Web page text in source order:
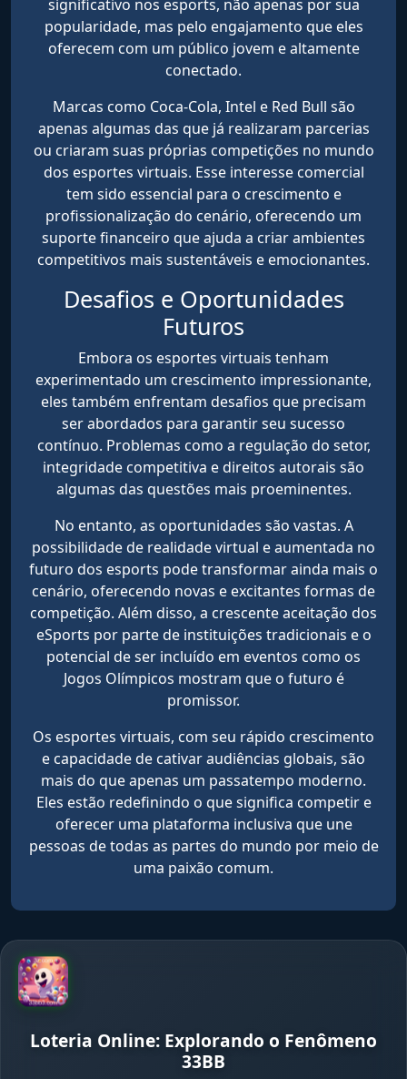
significativo nos esports, não apenas por sua
popularidade, mas pelo engajamento que eles
oferecem com um público jovem e altamente
conectado.
Marcas como Coca-Cola, Intel e Red Bull são
apenas algumas das que já realizaram parcerias
ou criaram suas próprias competições no mundo
dos esportes virtuais. Esse interesse comercial
tem sido essencial para o crescimento e
profissionalização do cenário, oferecendo um
suporte financeiro que ajuda a criar ambientes
competitivos mais sustentáveis e emocionantes.
Desafios e Oportunidades
Futuros
Embora os esportes virtuais tenham
experimentado um crescimento impressionante,
eles também enfrentam desafios que precisam
ser abordados para garantir seu sucesso
contínuo. Problemas como a regulação do setor,
integridade competitiva e direitos autorais são
algumas das questões mais proeminentes.
No entanto, as oportunidades são vastas. A
possibilidade de realidade virtual e aumentada no
futuro dos esports pode transformar ainda mais o
cenário, oferecendo novas e excitantes formas de
competição. Além disso, a crescente aceitação dos
eSports por parte de instituições tradicionais e o
potencial de ser incluído em eventos como os
Jogos Olímpicos mostram que o futuro é
promissor.
Os esportes virtuais, com seu rápido crescimento
e capacidade de cativar audiências globais, são
mais do que apenas um passatempo moderno.
Eles estão redefinindo o que significa competir e
oferecer uma plataforma inclusiva que une
pessoas de todas as partes do mundo por meio de
uma paixão comum.
Loteria Online: Explorando o Fenômeno
33BB